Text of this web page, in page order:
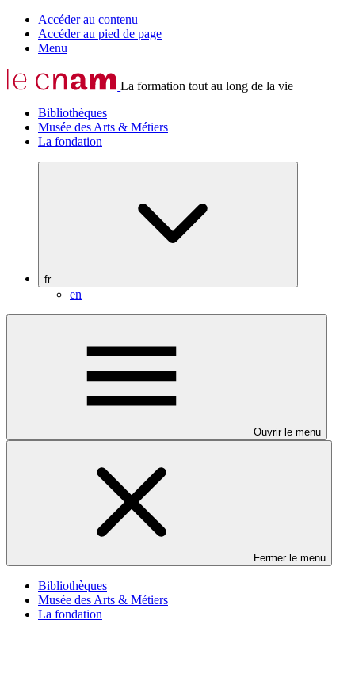
Accéder au contenu
Accéder au pied de page
Menu
La formation tout au long de la vie
Bibliothèques
Musée des Arts & Métiers
La fondation
fr
en
Ouvrir le menu
Fermer le menu
Bibliothèques
Musée des Arts & Métiers
La fondation